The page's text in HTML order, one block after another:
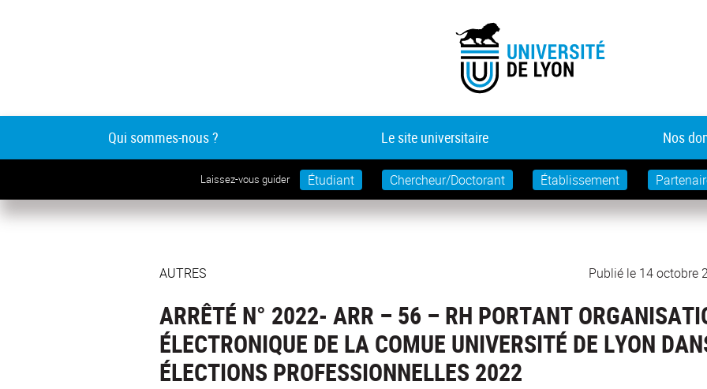
Qui sommes-nous ? Le site universitaire Nos
Laissez-vous guider Étudiant Chercheur/Doctorant Établissement
AUTRES Publié le 14 octobre
ARRÊTÉ N° 2022- ARR – 56 – RH PORTANT
ÉLECTRONIQUE DE LA COMUE UNIVERSITÉ DE LYON
ÉLECTIONS PROFESSIONNELLES 2022